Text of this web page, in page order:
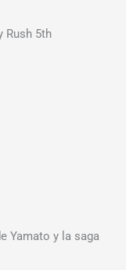
Rush 5th
Yamato y la saga